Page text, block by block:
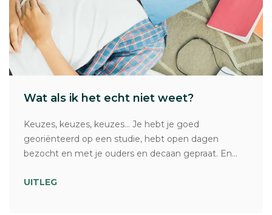
Wat als ik het echt niet weet?
Keuzes, keuzes, keuzes… Je hebt je goed
georiënteerd op een studie, hebt open dagen
bezocht en met je ouders en decaan gepraat. En...
UITLEG